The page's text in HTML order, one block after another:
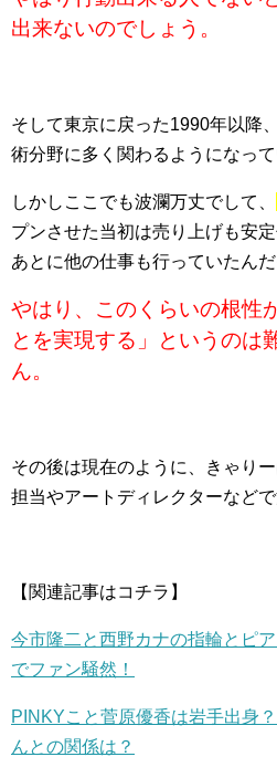
出来ないのでしょう。
そして東京に戻った1990年以降
術分野に多く関わるようになって
しかしここでも波瀾万丈でして、
プンさせた当初は売り上げも安
あとに他の仕事も行っていたんだ
やはり、このくらいの根性
とを実現する」というのは
ん。
その後は現在のように、きゃり
担当やアートディレクターなどで
【関連記事はコチラ】
今市隆二と西野カナの指輪とピ
でファン騒然！
PINKYこと菅原優香は岩手出身
んとの関係は？